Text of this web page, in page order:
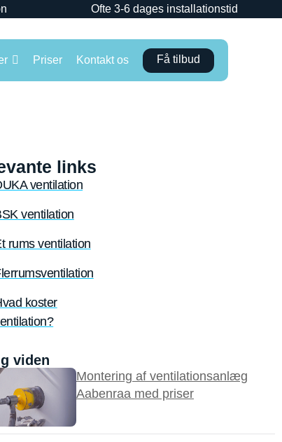
Ofte 3-6 dages installationstid
Priser Kontakt os Få tilbud
links
ventilation
ventilation
rums ventilation
koster
viden
Montering af ventilationsanlæg
Aabenraa med priser